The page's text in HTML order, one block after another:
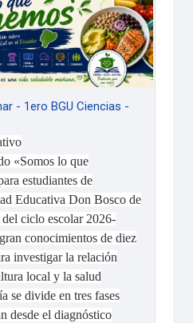
- 1ero BGU Ciencias -
«Somos lo que
estudiantes de
Educativa Don Bosco de
ciclo escolar 2026-
conocimientos dediez
investigar la relación
local y la salud
se divide entres fases
desde el diagnóstico